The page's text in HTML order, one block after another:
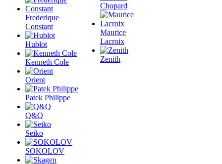
Frederique
Constant
Hublot
Kenneth Cole
Orient
Patek Philippe
Q&Q
Seiko
SOKOLOV
Chopard
Maurice
Lacroix
Zenith